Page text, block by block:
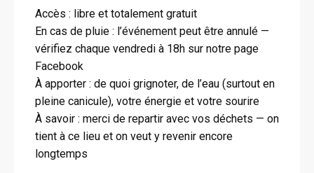
Accès : libre et totalement gratuit
En cas de pluie : l’événement peut être annulé —
vérifiez chaque vendredi à 18h sur notre page
Facebook
À apporter : de quoi grignoter, de l’eau (surtout en
pleine canicule), votre énergie et votre sourire
À savoir : merci de repartir avec vos déchets — on
tient à ce lieu et on veut y revenir encore
longtemps